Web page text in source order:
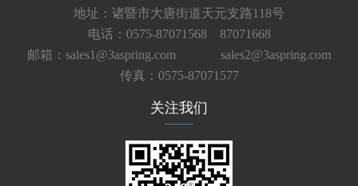
地址：诸暨市大唐街道天元支路118号
电话：0575-87071568 87071668
邮箱：sales1@3aspring.com
sales2@3aspring.com
传真：0575-87071577
关注我们